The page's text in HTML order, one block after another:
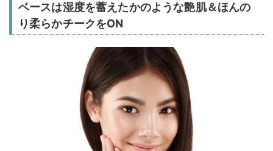
ベースは湿度を蓄えたかのような艶肌＆ほんの
り柔らかチークをON